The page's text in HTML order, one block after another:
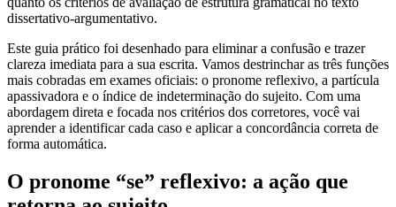
dissertativo-argumentativo.
Este guia prático foi desenhado para eliminar a confusão e trazer
clareza imediata para a sua escrita. Vamos destrinchar as três funções
mais cobradas em exames oficiais: o pronome reflexivo, a partícula
apassivadora e o índice de indeterminação do sujeito. Com uma
abordagem direta e focada nos critérios dos corretores, você vai
aprender a identificar cada caso e aplicar a concordância correta de
forma automática.
O pronome “se” reflexivo: a ação que